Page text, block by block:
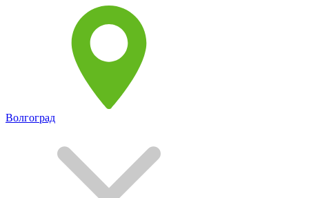
Волгоград